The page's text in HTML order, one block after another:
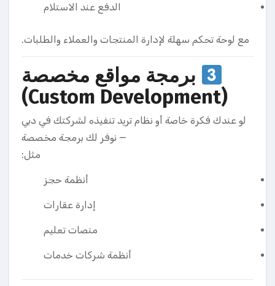
الدفع عند الاستلام
مع لوحة تحكم سهلة لإدارة المنتجات والعملاء والطلبات.
برمجة مواقع مخصصة
(Custom Development)
لو عندك فكرة خاصة أو نظام تريد تنفيذه لشركتك في دبي
— نوفر لك برمجة مخصصة
مثل:
أنظمة حجز
إدارة عقارات
منصات تعليم
أنظمة شركات خدمات